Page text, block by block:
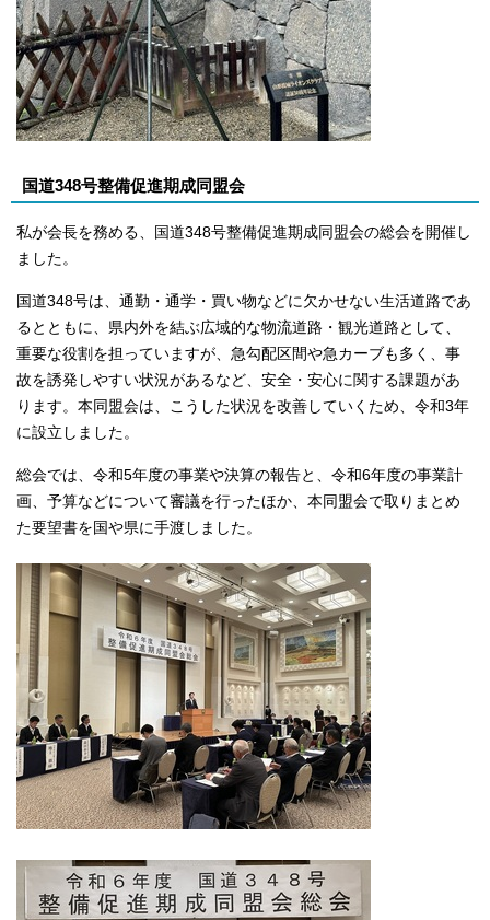
国道348号整備促進期成同盟会
私が会長を務める、国道348号整備促進期成同盟会の総会を開催し
ました。
国道348号は、通勤・通学・買い物などに欠かせない生活道路であ
るとともに、県内外を結ぶ広域的な物流道路・観光道路として、
重要な役割を担っていますが、急勾配区間や急カーブも多く、事
故を誘発しやすい状況があるなど、安全・安心に関する課題があ
ります。本同盟会は、こうした状況を改善していくため、令和3年
に設立しました。
総会では、令和5年度の事業や決算の報告と、令和6年度の事業計
画、予算などについて審議を行ったほか、本同盟会で取りまとめ
た要望書を国や県に手渡しました。